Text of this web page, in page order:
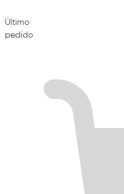
Último
pedido